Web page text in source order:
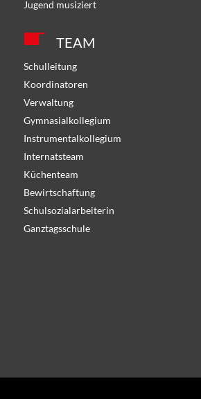
Jugend musiziert
TEAM
Schulleitung
Koordinatoren
Verwaltung
Gymnasialkollegium
Instrumentalkollegium
Internatsteam
Küchenteam
Bewirtschaftung
Schulsozialarbeiterin
Ganztagsschule